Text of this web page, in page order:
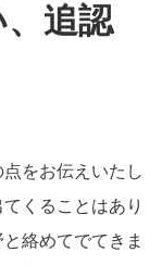
追認
をお伝えいたし
くることはあり
絡めてでてきま